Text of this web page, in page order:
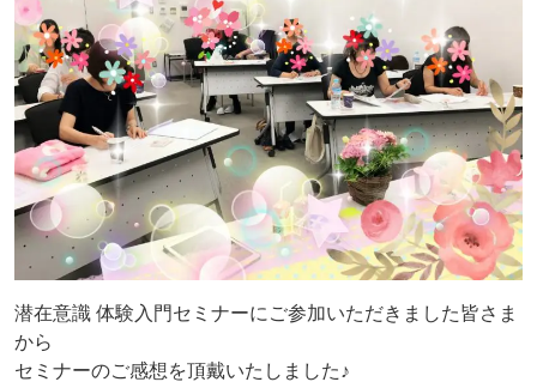
潜在意識 体験入門セミナーにご参加いただきました皆さま
から
セミナーのご感想を頂戴いたしました♪